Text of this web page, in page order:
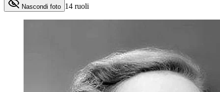
Nascondi foto 14 ruoli